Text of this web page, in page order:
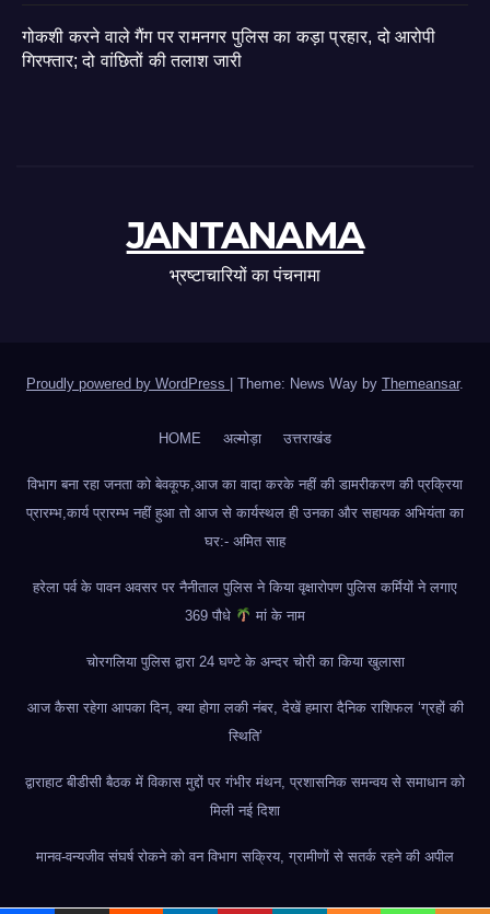
गोकशी करने वाले गैंग पर रामनगर पुलिस का कड़ा प्रहार, दो आरोपी
गिरफ्तार; दो वांछितों की तलाश जारी
JANTANAMA
भ्रष्टाचारियों का पंचनामा
Proudly powered by WordPress Theme: News Way by Themeansar.
HOME अल्मोड़ा उत्तराखंड
विभाग बना रहा जनता को बेवकूफ,आज का वादा करके नहीं की डामरीकरण की प्रक्रिया
प्रारम्भ,कार्य प्रारम्भ नहीं हुआ तो आज से कार्यस्थल ही उनका और सहायक अभियंता का
घर:- अमित साह
हरेला पर्व के पावन अवसर पर नैनीताल पुलिस ने किया वृक्षारोपण पुलिस कर्मियों ने लगाए
369 पौधे
मां के नाम
चोरगलिया पुलिस द्वारा 24 घण्टे के अन्दर चोरी का किया खुलासा
आज कैसा रहेगा आपका दिन, क्या होगा लकी नंबर, देखें हमारा दैनिक राशिफल ‘ग्रहों की
स्थिति’
द्वाराहाट बीडीसी बैठक में विकास मुद्दों पर गंभीर मंथन, प्रशासनिक समन्वय से समाधान को
मिली नई दिशा
मानव-वन्यजीव संघर्ष रोकने को वन विभाग सक्रिय, ग्रामीणों से सतर्क रहने की अपील